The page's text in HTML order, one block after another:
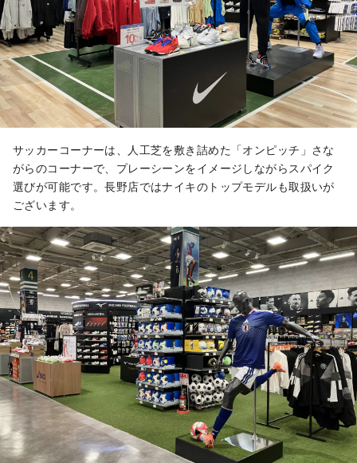
サッカーコーナーは、人工芝を敷き詰めた「オンピッチ」さな
がらのコーナーで、プレーシーンをイメージしながらスパイク
選びが可能です。長野店ではナイキのトップモデルも取扱いが
ございます。